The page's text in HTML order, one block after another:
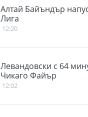
Алтай Байъндър
Лига
12:20
Левандовски с 64
Чикаго Файър
12:02